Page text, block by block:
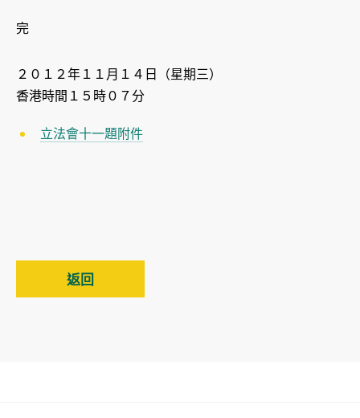
完
２０１２年１１月１４日（星期三）
香港時間１５時０７分
立法會十一題附件
返回